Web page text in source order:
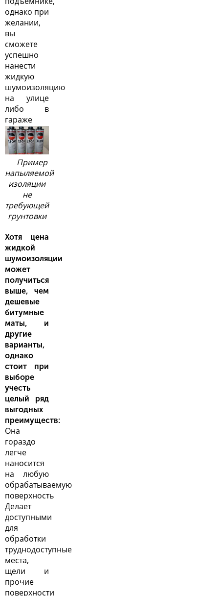
однако при
желании,
вы
сможете
успешно
нанести
жидкую
шумоизоляцию
на улице
либо в
гараже
Пример
напыляемой
изоляции
не
требующей
грунтовки
Хотя цена
жидкой
шумоизоляции
может
получиться
выше, чем
дешевые
битумные
маты, и
другие
варианты,
однако
стоит при
выборе
учесть
целый ряд
выгодных
преимуществ:
Она
гораздо
легче
наносится
на любую
обрабатываемую
поверхность
Делает
доступными
для
обработки
труднодоступные
места,
щели и
прочие
поверхности